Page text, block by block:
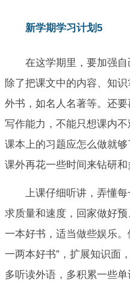
新学期学习计划5
在这学期里，要加强自
除了把课文中的内容、知
外书，如名人名著等。还要
写作能力，不能只想课内
课本上的习题应怎么做就
课外再花一些时间来钻研和
上课仔细听讲，弄懂
求质量和速度，回家做好
一本好书，适当做些娱乐
一两本好书”，扩展知识面
多听读外语，多积累一些单